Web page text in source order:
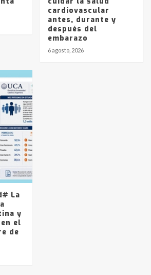
cardiovascular
antes, durante y
después del
embarazo
6 agosto, 2026
La
y
el
de